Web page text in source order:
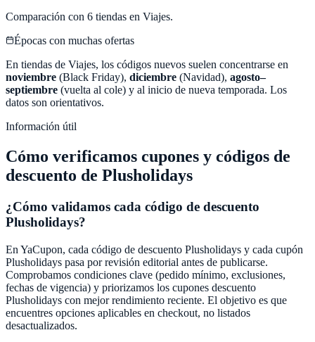
Comparación con 6 tiendas en Viajes.
Épocas con muchas ofertas
En tiendas de Viajes, los códigos nuevos suelen concentrarse en
noviembre (Black Friday), diciembre (Navidad), agosto–
septiembre (vuelta al cole) y al inicio de nueva temporada. Los
datos son orientativos.
Información útil
Cómo verificamos cupones y códigos de
descuento de Plusholidays
¿Cómo validamos cada código de descuento
Plusholidays?
En YaCupon, cada código de descuento Plusholidays y cada cupón
Plusholidays pasa por revisión editorial antes de publicarse.
Comprobamos condiciones clave (pedido mínimo, exclusiones,
fechas de vigencia) y priorizamos los cupones descuento
Plusholidays con mejor rendimiento reciente. El objetivo es que
encuentres opciones aplicables en checkout, no listados
desactualizados.